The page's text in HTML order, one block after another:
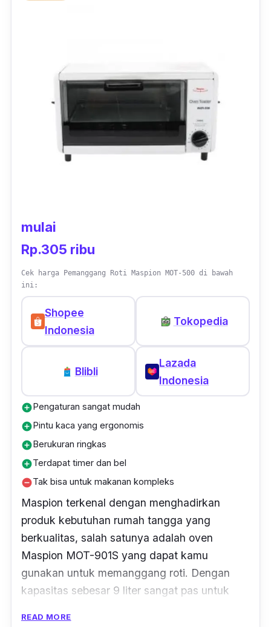
menggunakan alat pemanggang roti. Terlebih
lagi lapisan dalamnya merupakan lapisan anti
lengket sehingga tidak akan ada bagian roti
yang menempel. Jadi, bagian dalamnya
mudah dibersihkan.
mulai
Rp.305 ribu
Cek harga Pemanggang Roti Maspion MOT-500 di bawah
ini:
Shopee
Indonesia
Tokopedia
Blibli
Lazada
Indonesia
add_circle Pengaturan sangat mudah
add_circle Pintu kaca yang ergonomis
add_circle Berukuran ringkas
add_circleTerdapat timer dan bel
remove_circleTak bisa untuk makanan kompleks
Maspion terkenal dengan menghadirkan
produk kebutuhan rumah tangga yang
berkualitas, salah satunya adalah oven
Maspion MOT-901S yang dapat kamu
gunakan untuk memanggang roti. Dengan
kapasitas sebesar 9 liter sangat pas untuk
READ MORE